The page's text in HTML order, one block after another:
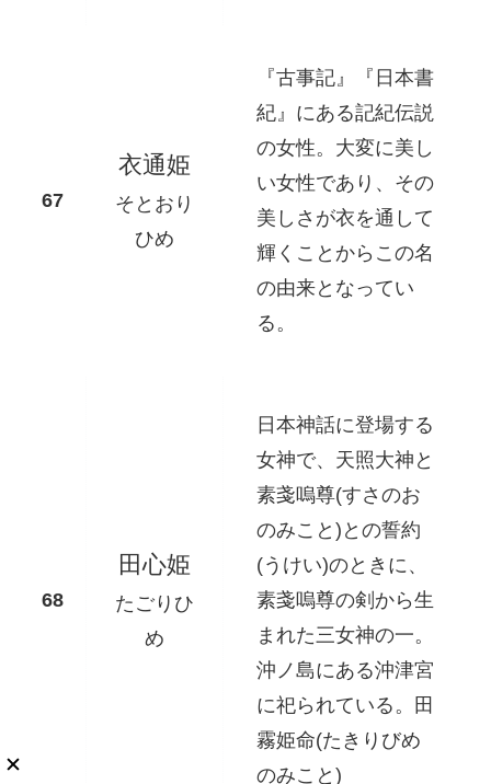
衣通姫
そとおり
ひめ
『古事記』『日本書
紀』にある記紀伝説
の女性。大変に美し
い女性であり、その
美しさが衣を通して
輝くことからこの名
の由来となってい
る。
田心姫
たごりひ
め
日本神話に登場する
女神で、天照大神と
素戔嗚尊(すさのお
のみこと)との誓約
(うけい)のときに、
素戔嗚尊の剣から生
まれた三女神の一。
沖ノ島にある沖津宮
に祀られている。田
霧姫命(たきりびめ
のみこと)